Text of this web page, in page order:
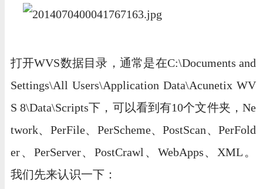
打开WVS数据目录，通常是在C:\Documents and
Settings\All Users\Application Data\Acunetix WV
S 8\Data\Scripts下，可以看到有10个文件夹，Ne
twork、PerFile、PerScheme、PostScan、PerFold
er、PerServer、PostCrawl、WebApps、XML。
我们先来认识一下：